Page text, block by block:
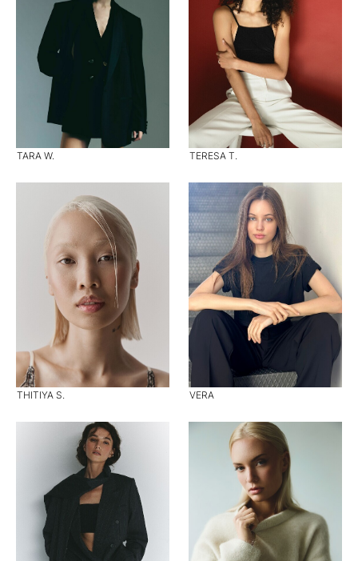
TARA W. TERESA T.
THITIYA S. VERA